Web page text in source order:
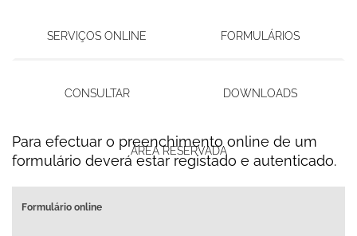
SERVIÇOS ONLINE FORMULÁRIOS
CONSULTAR DOWNLOADS
ÁREA RESERVADA
Para efectuar o preenchimento online de um
formulário deverá estar registado e autenticado.
Formulário online